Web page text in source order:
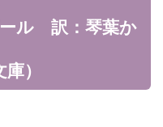
ル 訳：琴葉か
）